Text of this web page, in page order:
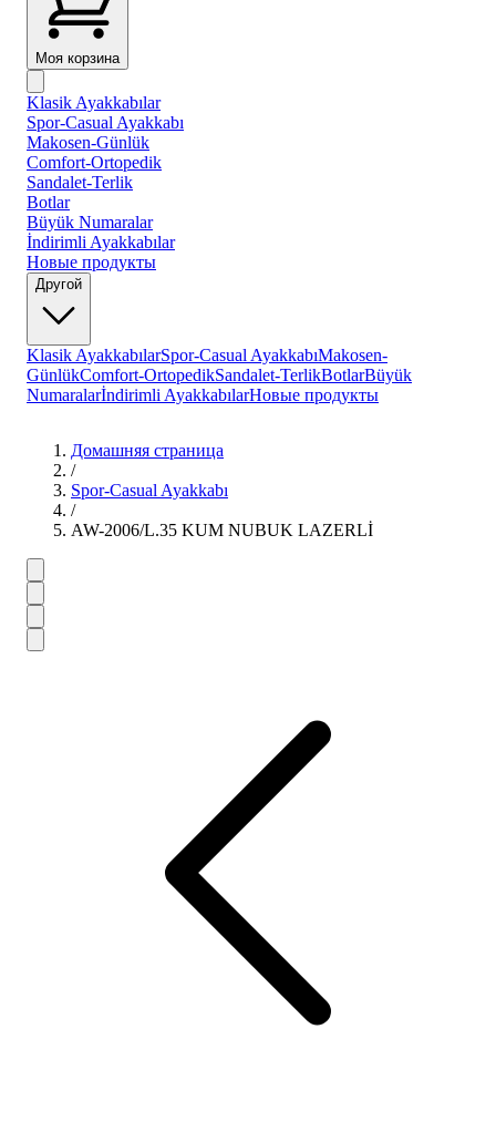
Моя корзина
Klasik Ayakkabılar
Spor-Casual Ayakkabı
Makosen-Günlük
Comfort-Ortopedik
Sandalet-Terlik
Botlar
Büyük Numaralar
İndirimli Ayakkabılar
Новые продукты
Другой
Klasik AyakkabılarSpor-Casual AyakkabıMakosen-
GünlükComfort-OrtopedikSandalet-TerlikBotlarBüyük
Numaralarİndirimli AyakkabılarНовые продукты
Домашняя страница
/
Spor-Casual Ayakkabı
/
AW-2006/L.35 KUM NUBUK LAZERLİ